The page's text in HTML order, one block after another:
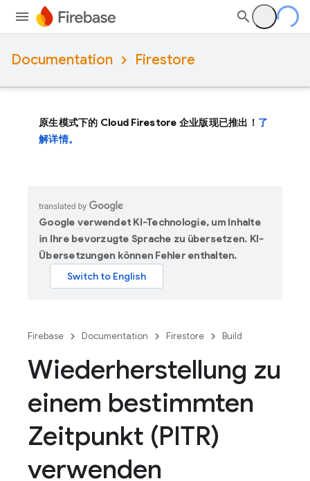
Documentation Firestore
原生模式下的 Cloud Firestore 企业版现已推出！ 了
解详情。
Google verwendet KI-Technologie, um Inhalte
in Ihre bevorzugte Sprache zu übersetzen. KI-
Übersetzungen können Fehler enthalten.
Firebase Documentation Firestore Build
Wiederherstellung zu
einem bestimmten
Zeitpunkt (PITR)
verwenden